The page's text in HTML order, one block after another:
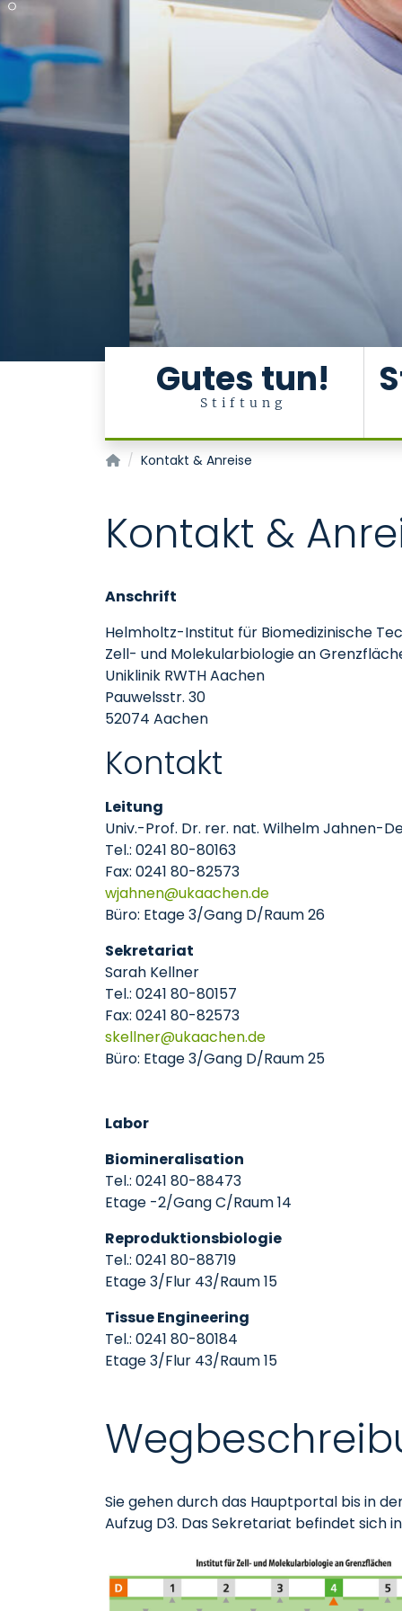
Gutes tun!
Stiftung
Institut für Zell- und Molekularbiologie an
Kontakt & Anreise
Kontakt &
Anschrift
Helmholtz-Institut für Biomedizinische
Zell- und Molekularbiologie an
Uniklinik RWTH Aachen
Pauwelsstr. 30
52074 Aachen
Kontakt
Leitung
Univ.-Prof. Dr. rer. nat. Wilhelm Jahnen-
Tel.: 0241 80-80163
Fax: 0241 80-82573
wjahnen
ukaachende
Büro: Etage 3/Gang D/Raum 26
Sekretariat
Sarah Kellner
Tel.: 0241 80-80157
Fax: 0241 80-82573
skellner
ukaachende
Büro: Etage 3/Gang D/Raum 25
Labor
Biomineralisation
Tel.: 0241 80-88473
Etage -2/Gang C/Raum 14
Reproduktionsbiologie
Tel.: 0241 80-88719
Etage 3/Flur 43/Raum 15
Tissue Engineering
Tel.: 0241 80-80184
Etage 3/Flur 43/Raum 15
Sie gehen durch das Hauptportal bis in
Aufzug D3. Das Sekretariat befindet sich